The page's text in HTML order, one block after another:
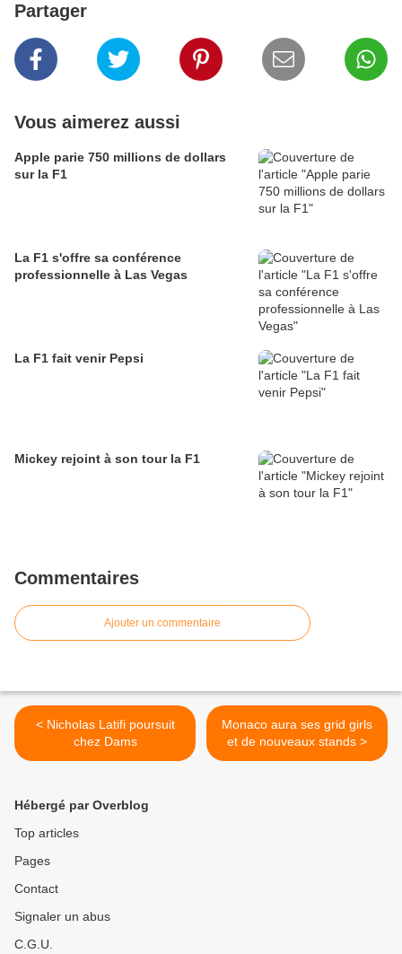
Partager
Vous aimerez aussi
Apple parie 750 millions de dollars
sur la F1
La F1 s'offre sa conférence
professionnelle à Las Vegas
La F1 fait venir Pepsi
Mickey rejoint à son tour la F1
Commentaires
Ajouter un commentaire
< Nicholas Latifi poursuit
chez Dams
Monaco aura ses grid girls
et de nouveaux stands >
Hébergé par Overblog
Top articles
Pages
Contact
Signaler un abus
C.G.U.